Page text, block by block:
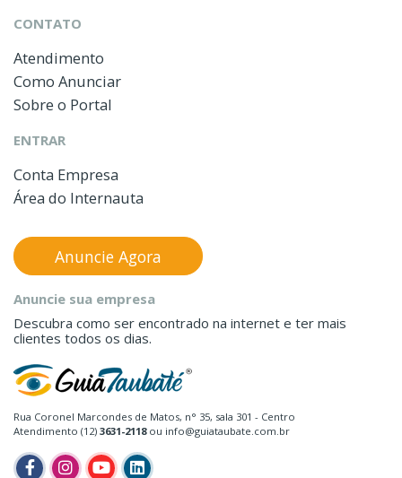
CONTATO
Atendimento
Como Anunciar
Sobre o Portal
ENTRAR
Conta Empresa
Área do Internauta
Rua Coronel Marcondes de Matos, n° 35, sala 301 - Centro
Atendimento (12) 3631-2118ou info@guiataubate.com.br
Anuncie sua empresa
Descubra como ser encontrado na internet e ter mais
clientes todos os dias.
Anuncie Agora